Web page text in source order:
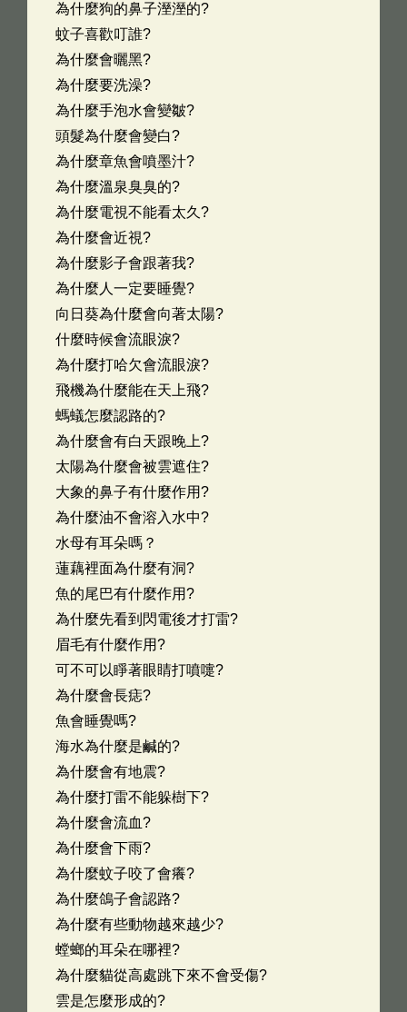
為什麼狗的鼻子溼溼的?
蚊子喜歡叮誰?
為什麼會曬黑?
為什麼要洗澡?
為什麼手泡水會變皺?
頭髮為什麼會變白?
為什麼章魚會噴墨汁?
為什麼溫泉臭臭的?
為什麼電視不能看太久?
為什麼會近視?
為什麼影子會跟著我?
為什麼人一定要睡覺?
向日葵為什麼會向著太陽?
什麼時候會流眼淚?
為什麼打哈欠會流眼淚?
飛機為什麼能在天上飛?
螞蟻怎麼認路的?
為什麼會有白天跟晚上?
太陽為什麼會被雲遮住?
大象的鼻子有什麼作用?
為什麼油不會溶入水中?
水母有耳朵嗎？
蓮藕裡面為什麼有洞?
魚的尾巴有什麼作用?
為什麼先看到閃電後才打雷?
眉毛有什麼作用?
可不可以睜著眼睛打噴嚏?
為什麼會長痣?
魚會睡覺嗎?
海水為什麼是鹹的?
為什麼會有地震?
為什麼打雷不能躲樹下?
為什麼會流血?
為什麼會下雨?
為什麼蚊子咬了會癢?
為什麼鴿子會認路?
為什麼有些動物越來越少?
螳螂的耳朵在哪裡?
為什麼貓從高處跳下來不會受傷?
雲是怎麼形成的?